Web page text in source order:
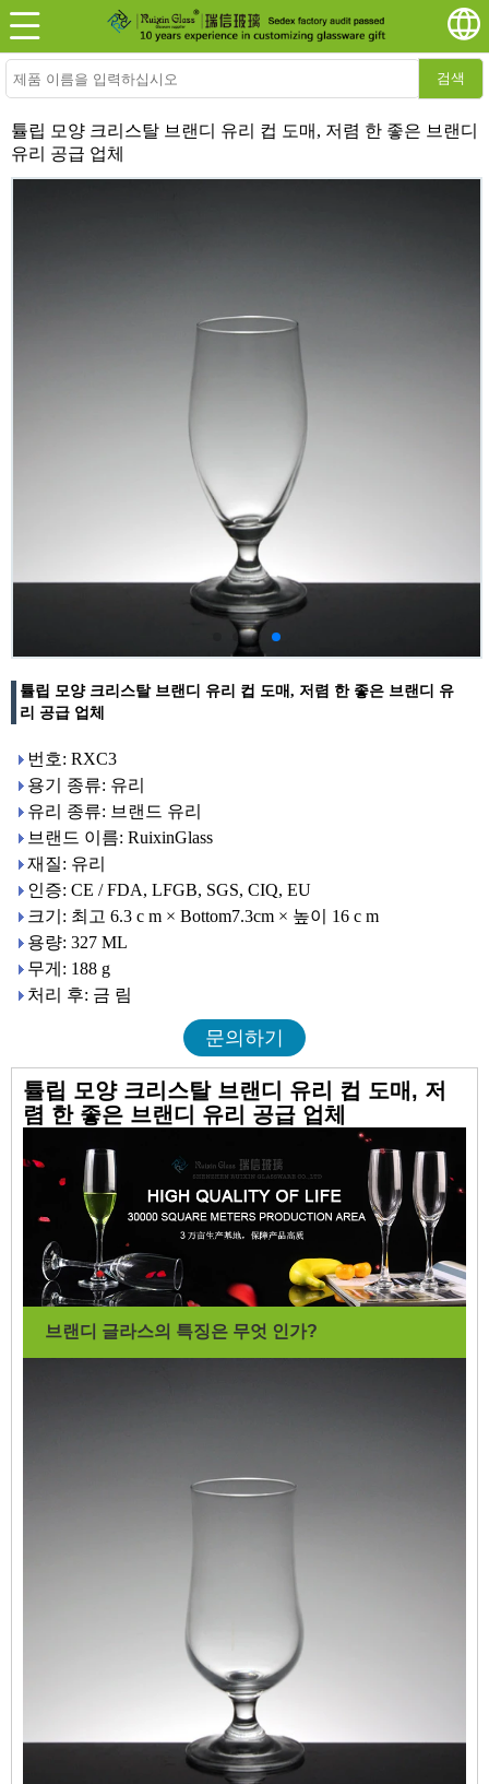
검색
튤립 모양 크리스탈 브랜디 유리 컵 도매, 저렴 한 좋은 브랜디
유리 공급 업체
튤립 모양 크리스탈 브랜디 유리 컵 도매, 저렴 한 좋은 브랜디 유
리 공급 업체
번호: RXC3
용기 종류: 유리
유리 종류: 브랜드 유리
브랜드 이름: RuixinGlass
재질: 유리
인증: CE / FDA, LFGB, SGS, CIQ, EU
크기: 최고 6.3 c m × Bottom7.3cm × 높이 16 c m
용량: 327 ML
무게: 188 g
처리 후: 금 림
문의하기
튤립 모양 크리스탈 브랜디 유리 컵 도매, 저
렴 한 좋은 브랜디 유리 공급 업체
브랜디 글라스의 특징은 무엇 인가?